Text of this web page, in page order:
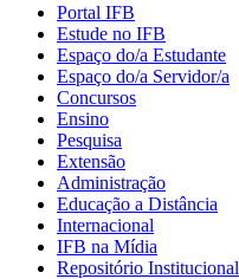
Portal IFB
Estude no IFB
Espaço do/a Estudante
Espaço do/a Servidor/a
Concursos
Ensino
Pesquisa
Extensão
Administração
Educação a Distância
Internacional
IFB na Mídia
Repositório Institucional